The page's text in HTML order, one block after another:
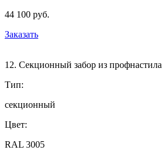
44 100 руб.
Заказать
12. Секционный забор из профнастила
Тип:
секционный
Цвет:
RAL 3005